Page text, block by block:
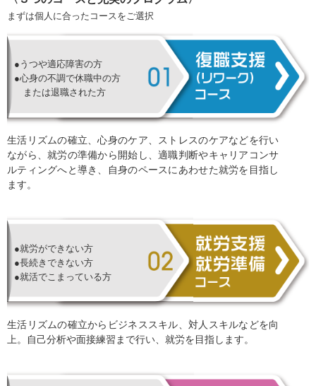
まずは個人に合ったコースをご選択
●うつや適応障害の方
●心身の不調で休職中の方
または退職された方
生活リズムの確立、心身のケア、ストレスのケアなどを行い
ながら、就労の準備から開始し、適職判断やキャリアコンサ
ルティングへと導き、自身のペースにあわせた就労を目指し
ます。
●就労ができない方
●長続きできない方
●就活でこまっている方
生活リズムの確立からビジネススキル、対人スキルなどを向
上。自己分析や面接練習まで行い、就労を目指します。